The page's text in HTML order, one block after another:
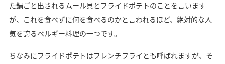
た鍋ごと出されるムール貝とフライドポテトのことを言います
が、これを食べずに何を食べるのかと言われるほど、絶対的な人
気を誇るベルギー料理の一つです。
ちなみにフライドポテトはフレンチフライとも呼ばれますが、そ